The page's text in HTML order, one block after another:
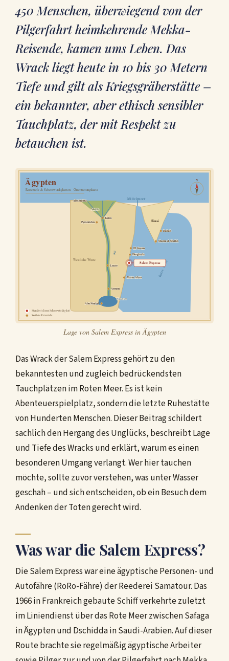
450 Menschen, überwiegend von der
Pilgerfahrt heimkehrende Mekka-
Reisende, kamen ums Leben. Das
Wrack liegt heute in 10 bis 30 Metern
Tiefe und gilt als Kriegsgräberstätte –
ein bekannter, aber ethisch sensibler
Tauchplatz, der mit Respekt zu
betauchen ist.
Mittelmeer
Rotes Meer
Sinai
Westliche Wüste
Nildelta
Nil
Nassersee
Alexandria
Kairo
Pyramiden
Luxor
Assuan
Abu Simbel
El Gouna
Hurghada
Marsa Alam
Sharm el-Sheikh
Dahab
Ägypten
Reiseziele & Sehenswürdigkeiten · Orientierungskarte
N
Standort dieser Sehenswürdigkeit
Weitere Reiseziele
Salem Express
Lage von Salem Express in Ägypten
Das Wrack der Salem Express gehört zu den
bekanntesten und zugleich bedrückendsten
Tauchplätzen im Roten Meer. Es ist kein
Abenteuerspielplatz, sondern die letzte Ruhestätte
von Hunderten Menschen. Dieser Beitrag schildert
sachlich den Hergang des Unglücks, beschreibt Lage
und Tiefe des Wracks und erklärt, warum es einen
besonderen Umgang verlangt. Wer hier tauchen
möchte, sollte zuvor verstehen, was unter Wasser
geschah – und sich entscheiden, ob ein Besuch dem
Andenken der Toten gerecht wird.
Was war die Salem Express?
Die Salem Express war eine ägyptische Personen- und
Autofähre (RoRo-Fähre) der Reederei Samatour. Das
1966 in Frankreich gebaute Schiff verkehrte zuletzt
im Liniendienst über das Rote Meer zwischen Safaga
in Ägypten und Dschidda in Saudi-Arabien. Auf dieser
Route brachte sie regelmäßig ägyptische Arbeiter